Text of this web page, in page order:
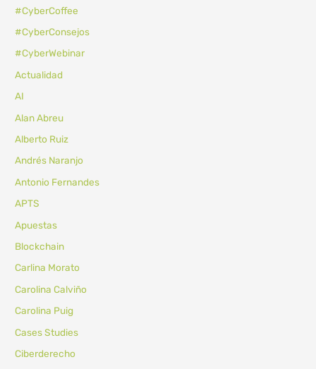
#CyberCoffee
#CyberConsejos
#CyberWebinar
Actualidad
AI
Alan Abreu
Alberto Ruiz
Andrés Naranjo
Antonio Fernandes
APTS
Apuestas
Blockchain
Carlina Morato
Carolina Calviño
Carolina Puig
Cases Studies
Ciberderecho